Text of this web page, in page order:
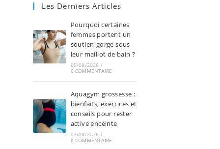
Les Derniers Articles
Pourquoi certaines
femmes portent un
soutien-gorge sous
leur maillot de bain ?
05/08/2026 /
0 COMMENTAIRE
Aquagym grossesse :
bienfaits, exercices et
conseils pour rester
active enceinte
03/08/2026 /
0 COMMENTAIRE